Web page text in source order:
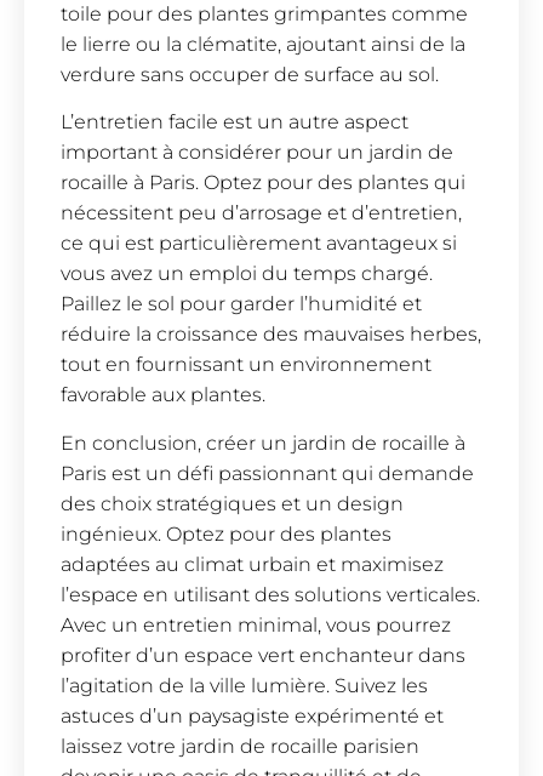
toile pour des plantes grimpantes comme
le lierre ou la clématite, ajoutant ainsi de la
verdure sans occuper de surface au sol.
L’entretien facile est un autre aspect
important à considérer pour un jardin de
rocaille à Paris. Optez pour des plantes qui
nécessitent peu d’arrosage et d’entretien,
ce qui est particulièrement avantageux si
vous avez un emploi du temps chargé.
Paillez le sol pour garder l’humidité et
réduire la croissance des mauvaises herbes,
tout en fournissant un environnement
favorable aux plantes.
En conclusion, créer un jardin de rocaille à
Paris est un défi passionnant qui demande
des choix stratégiques et un design
ingénieux. Optez pour des plantes
adaptées au climat urbain et maximisez
l’espace en utilisant des solutions verticales.
Avec un entretien minimal, vous pourrez
profiter d’un espace vert enchanteur dans
l’agitation de la ville lumière. Suivez les
astuces d’un paysagiste expérimenté et
laissez votre jardin de rocaille parisien